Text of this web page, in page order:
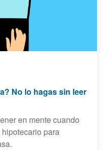
No lo hagas sin leer
en mente cuando
para